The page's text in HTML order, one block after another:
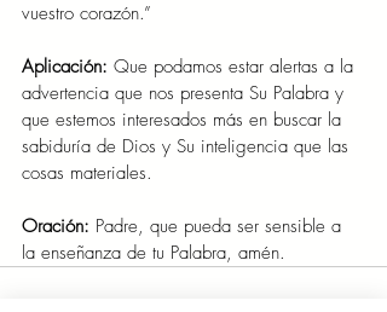
vuestro corazón.”
Aplicación: Que podamos estar alertas a la
advertencia que nos presenta Su Palabra y
que estemos interesados más en buscar la
sabiduría de Dios y Su inteligencia que las
cosas materiales.
Oración: Padre, que pueda ser sensible a
la enseñanza de tu Palabra, amén.